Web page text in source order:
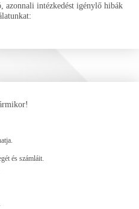
azonnali intézkedést igénylő hibák
és számláit.